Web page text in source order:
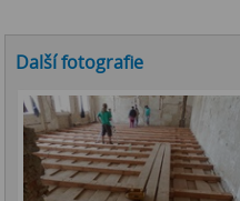
Další fotografie